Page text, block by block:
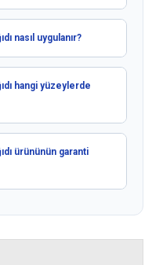
nasıl uygulanır?
hangi yüzeylerde
ürününün garanti